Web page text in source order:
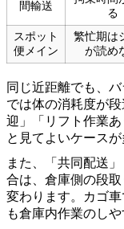
間輸送
る
スポット
便メイン
繁忙期は
が読め
同じ近距離でも、
では体の消耗度が
迎」「リフト作業
と見てよいケースが
また、「共同配送
合は、倉庫側の段
変わります。カゴ
も倉庫内作業のし